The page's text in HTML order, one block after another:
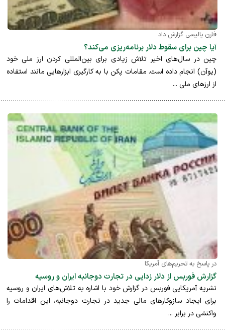
فارن پالیسی گزارش داد
آیا چین برای سقوط دلار برنامه‌ریزی می‌کند؟
چین در سال‌های اخیر تلاش زیادی برای بین‌المللی کردن ارز ملی خود
(یوآن) انجام داده است. مقامات پکن با به کارگیری ابزارهایی مانند استفاده
از ارزهای ملی ...
در پاسخ به تحریم‌های آمریکا
گزارش فوربس از دلار زدایی در تجارت دوجانبه ایران و روسیه
نشریه آمریکایی فوربس در گزارش خود با اشاره به تلاش‌های ایران و روسیه
برای ایجاد سازوکارهای مالی جدید در تجارت دوجانبه، این اقدامات را
واکنشی در برابر ...